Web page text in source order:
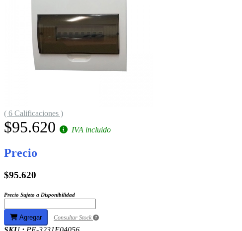
( 6 Calificaciones )
$95.620 IVA incluido
Precio
$95.620
Precio Sujeto a Disponibilidad
Agregar Consultar Stock